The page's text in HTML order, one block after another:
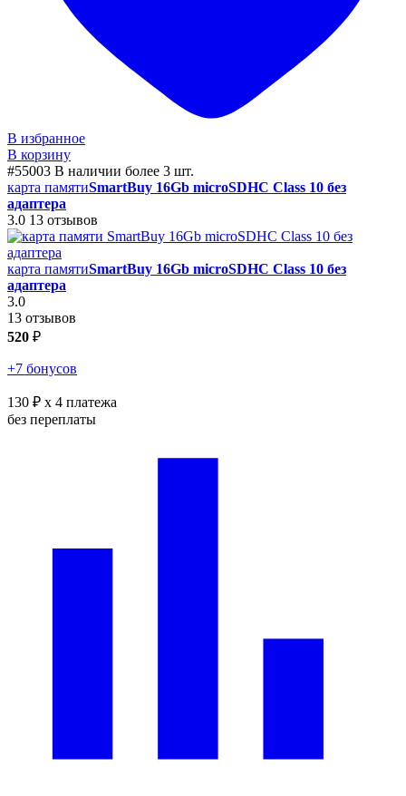
В избранное
В корзину
#55003 В наличии более 3 шт.
карта памятиSmartBuy 16Gb microSDHC Class 10 без
адаптера
3.0 13 отзывов
карта памятиSmartBuy 16Gb microSDHC Class 10 без
адаптера
3.0
13 отзывов
520 ₽
+7 бонусов
130 ₽ x 4 платежа
без переплаты